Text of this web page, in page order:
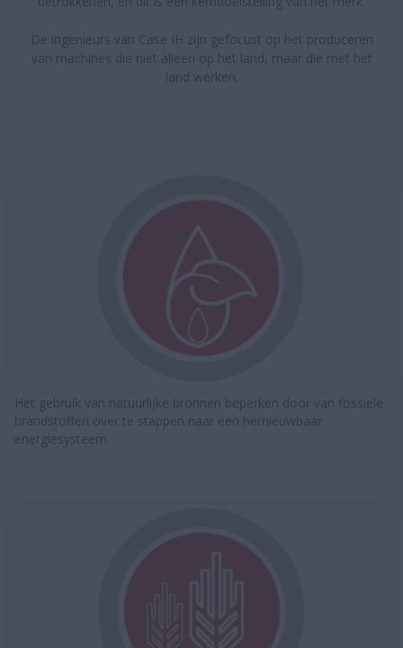
De ingenieurs van Case IH zijn gefocust op het produceren
van machines die niet alleen op het land, maar die met het
land werken.
Het gebruik van natuurlijke bronnen beperken door van fossiele
brandstoffen over te stappen naar een hernieuwbaar
energiesysteem